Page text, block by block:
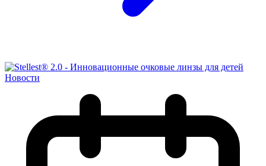
Новости